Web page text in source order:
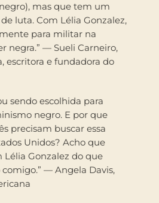
mas que tem um
luta. Com Lélia Gonzalez,
para militar na
negra.” — Sueli Carneiro,
escritora e fundadora do
sendo escolhida para
negro. E por que
precisam buscar essa
Unidos? Acho que
Gonzalez do que
— Angela Davis,